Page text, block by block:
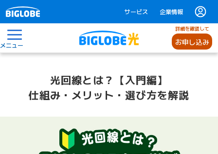
サービス 企業情報
メニュー
詳細を確認して
お申し込み
光回線とは？【入門編】
仕組み・メリット・選び方を解説